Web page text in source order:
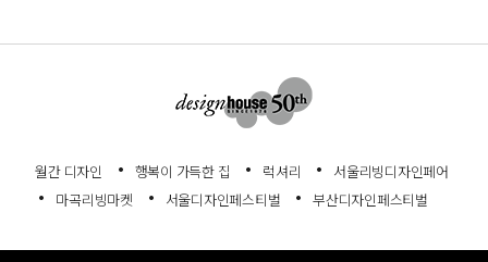
월간 디자인 행복이 가득한 집 럭셔리
서울리빙디자인페어
마곡리빙마켓
서울디자인페스티벌 부산디자인페스티벌